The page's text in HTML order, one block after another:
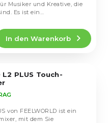
In den Warenkorb
Musiker und Kreative, die
Es ist ein
L2 PLUS Touch-
von FEELWORLD ist ein
mit dem Sie